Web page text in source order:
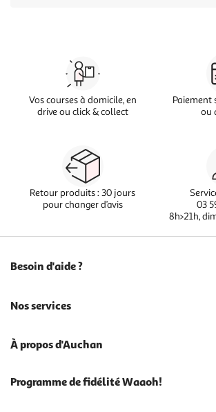
Vos courses à domicile, en
drive ou click & collect
Paiement
ou
Retour produits : 30 jours
pour changer d’avis
03
8h>21h,
Besoin d'aide ?
Nos services
À propos d'Auchan
Programme de fidélité Waaoh!